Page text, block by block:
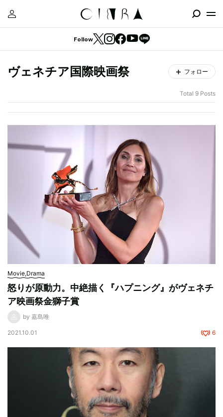
Follow
ヴェネチア国際映画祭 フォロー
Total 9 Posts
Movie,Drama
怒りが原動力。中絶描く『ハプニング』がヴェネチ
ア映画祭金獅子賞
by 嘉島唯
2021.10.01 6